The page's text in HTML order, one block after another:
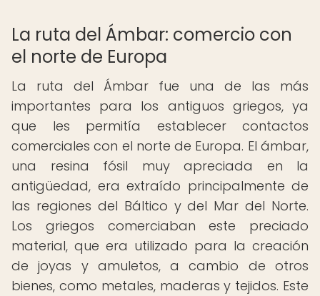
La ruta del Ámbar: comercio con
el norte de Europa
La ruta del Ámbar fue una de las más
importantes para los antiguos griegos, ya
que les permitía establecer contactos
comerciales con el norte de Europa. El ámbar,
una resina fósil muy apreciada en la
antigüedad, era extraído principalmente de
las regiones del Báltico y del Mar del Norte.
Los griegos comerciaban este preciado
material, que era utilizado para la creación
de joyas y amuletos, a cambio de otros
bienes, como metales, maderas y tejidos. Este